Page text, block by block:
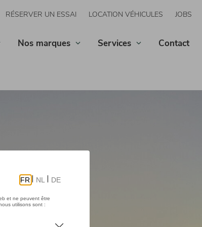
RÉSERVER UN ESSAI LOCATION VÉHICULES JOBS
Nos marques Services Contact